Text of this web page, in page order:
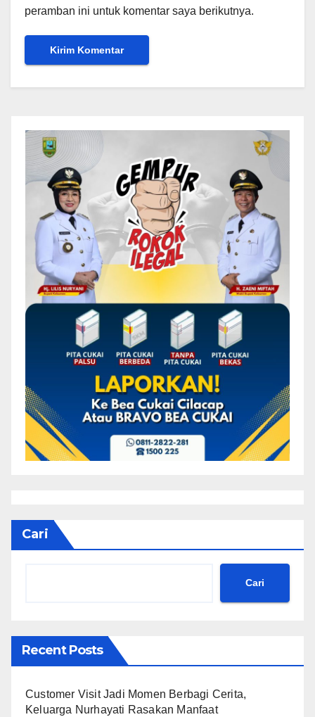
peramban ini untuk komentar saya berikutnya.
Cari
Cari
Recent Posts
Customer Visit Jadi Momen Berbagi Cerita,
Keluarga Nurhayati Rasakan Manfaat